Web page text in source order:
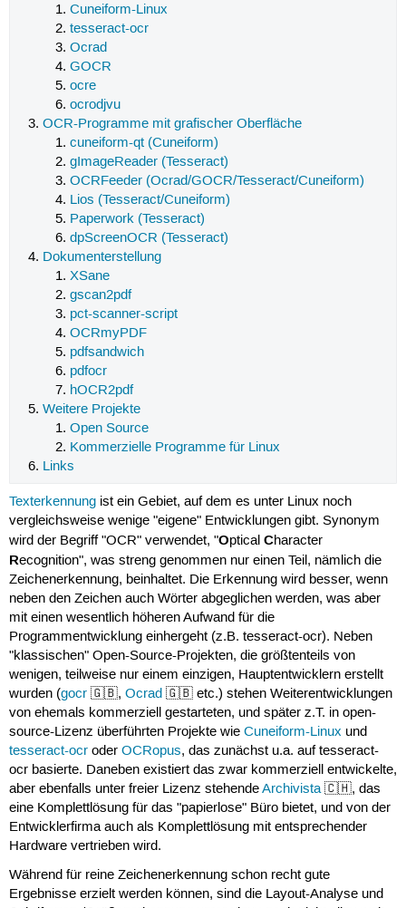
Cuneiform-Linux
tesseract-ocr
Ocrad
GOCR
ocre
ocrodjvu
OCR-Programme mit grafischer Oberfläche
cuneiform-qt (Cuneiform)
gImageReader (Tesseract)
OCRFeeder (Ocrad/GOCR/Tesseract/Cuneiform)
Lios (Tesseract/Cuneiform)
Paperwork (Tesseract)
dpScreenOCR (Tesseract)
Dokumenterstellung
XSane
gscan2pdf
pct-scanner-script
OCRmyPDF
pdfsandwich
pdfocr
hOCR2pdf
Weitere Projekte
Open Source
Kommerzielle Programme für Linux
Links
Texterkennungist ein Gebiet, auf dem es unter Linux noch
vergleichsweise wenige "eigene" Entwicklungen gibt. Synonym
wird der Begriff "OCR" verwendet, "Optical Character
Recognition", was streng genommen nur einen Teil, nämlich die
Zeichenerkennung, beinhaltet. Die Erkennung wird besser, wenn
neben den Zeichen auch Wörter abgeglichen werden, was aber
mit einen wesentlich höheren Aufwand für die
Programmentwicklung einhergeht (z.B. tesseract-ocr). Neben
"klassischen" Open-Source-Projekten, die größtenteils von
wenigen, teilweise nur einem einzigen, Hauptentwicklern erstellt
wurden (gocr🇬🇧, Ocrad🇬🇧 etc.) stehen Weiterentwicklungen
von ehemals kommerziell gestarteten, und später z.T. in open-
source-Lizenz überführten Projekte wie Cuneiform-Linux und
tesseract-ocroder OCRopus, das zunächst u.a. auf tesseract-
ocr basierte. Daneben existiert das zwar kommerziell entwickelte,
aber ebenfalls unter freier Lizenz stehendeArchivista🇨🇭, das
eine Komplettlösung für das "papierlose" Büro bietet, und von der
Entwicklerfirma auch als Komplettlösung mit entsprechender
Hardware vertrieben wird.
Während für reine Zeichenerkennung schon recht gute
Ergebnisse erzielt werden können, sind die Layout-Analyse und